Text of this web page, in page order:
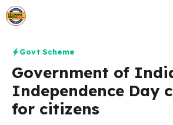
Skip
to
Govt Scheme
Government of
Independence Day
for citizens